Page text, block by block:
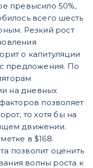
превысило 50%,
всего шесть
Резкий рост
о капитуляции
предложения. По
на дневных
позволяет
то хотя бы на
движении.
в $168.
позволит оценить
волны роста к